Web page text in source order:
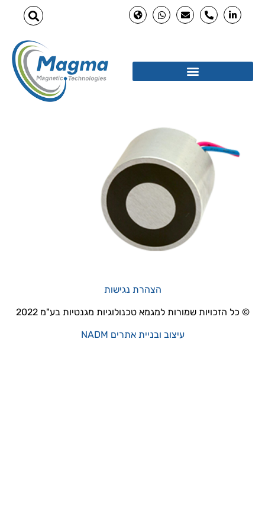
הצהרת נגישות
© כל הזכויות שמורות למגמא טכנולוגיות מגנטיות בע"מ 2022
עיצוב ובניית אתרים NADM